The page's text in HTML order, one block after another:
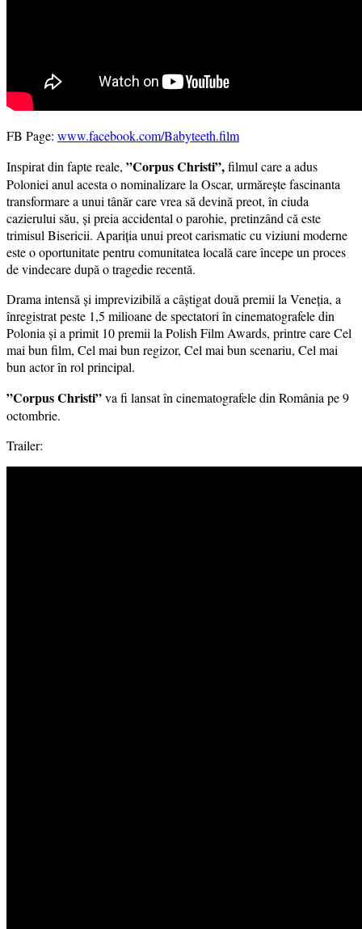
FB Page: www.facebook.com/Babyteeth.film
Inspirat din fapte reale, ”Corpus Christi”,filmul care a adus
Poloniei anul acesta o nominalizare la Oscar, urmărește fascinanta
transformare a unui tânăr care vrea să devină preot, în ciuda
cazierului său, și preia accidental o parohie, pretinzând că este
trimisul Bisericii. Apariția unui preot carismatic cu viziuni moderne
este o oportunitate pentru comunitatea locală care începe un proces
de vindecare după o tragedie recentă.
Drama intensă și imprevizibilă a câștigat două premii la Veneția, a
înregistrat peste 1,5 milioane de spectatori în cinematografele din
Polonia și a primit 10 premii la Polish Film Awards, printre care Cel
mai bun film, Cel mai bun regizor, Cel mai bun scenariu, Cel mai
bun actor în rol principal.
”Corpus Christi”va fi lansat în cinematografele din România pe 9
octombrie.
Trailer: